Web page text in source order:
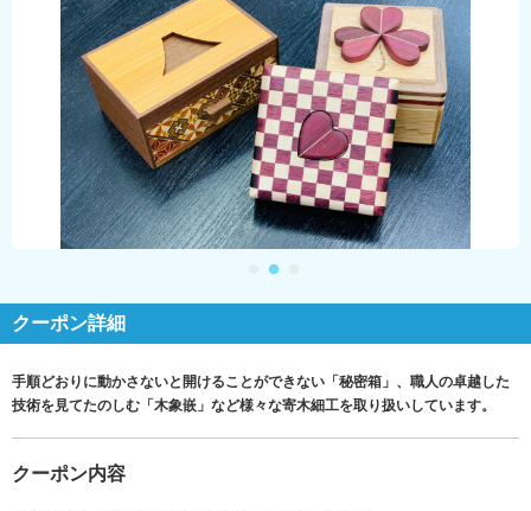
クーポン詳細
手順どおりに動かさないと開けることができない「秘密箱」、職人の卓越した
技術を見てたのしむ「木象嵌」など様々な寄木細工を取り扱いしています。
クーポン内容